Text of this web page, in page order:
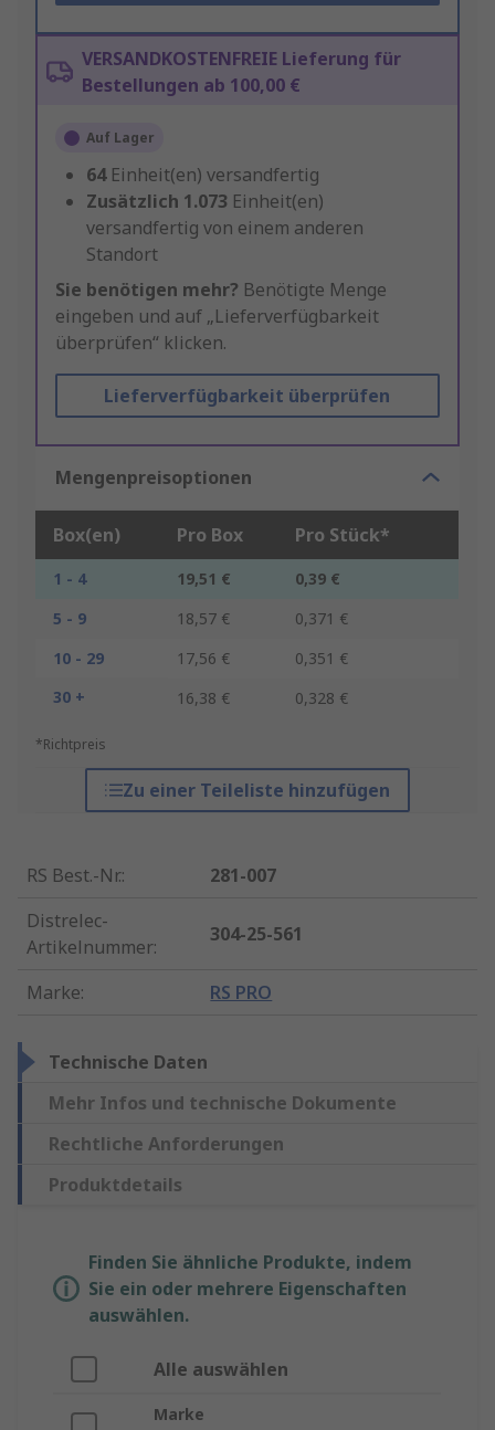
VERSANDKOSTENFREIE Lieferung für
Bestellungen ab 100,00 €
Auf Lager
64 Einheit(en) versandfertig
Zusätzlich 1.073 Einheit(en)
versandfertig von einem anderen
Standort
Sie benötigen mehr? Benötigte Menge
eingeben und auf „Lieferverfügbarkeit
überprüfen“ klicken.
Lieferverfügbarkeit überprüfen
Mengenpreisoptionen
Box(en) Pro Box Pro Stück*
1 - 4 19,51 €
0,39 €
5 - 9
18,57 €
0,371 €
10 - 29
17,56 €
0,351 €
30 +
16,38 € 0,328 €
*Richtpreis
Zu einer Teileliste hinzufügen
RS Best.-Nr.:
281-007
Distrelec-
Artikelnummer:
304-25-561
Marke: RS PRO
Technische Daten
Mehr Infos und technische Dokumente
Rechtliche Anforderungen
Produktdetails
Finden Sie ähnliche Produkte, indem
Sie ein oder mehrere Eigenschaften
auswählen.
Alle auswählen
Marke